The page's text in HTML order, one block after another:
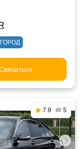
7.9 5